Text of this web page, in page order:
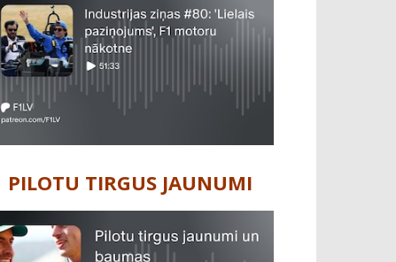
PILOTU TIRGUS JAUNUMI